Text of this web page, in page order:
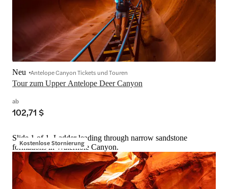
Tour zum Upper Antelope Deer Canyon
Neu Antelope Canyon Tickets und Touren
ab
102,71 $
Kostenlose Stornierung
Slide 1 of 1, Ladder leading through narrow sandstone
formations in Waterhole Canyon.